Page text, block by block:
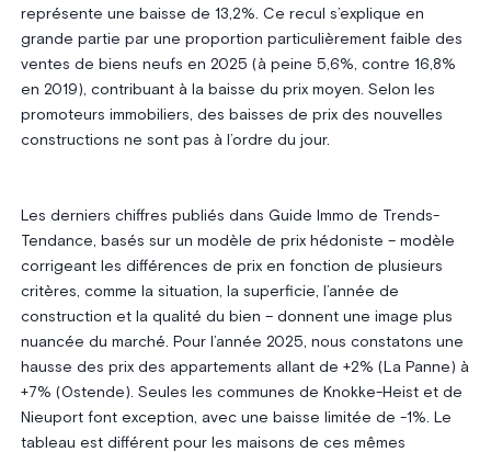
représente une baisse de 13,2%. Ce recul s’explique en
grande partie par une proportion particulièrement faible des
ventes de biens neufs en 2025 (à peine 5,6%, contre 16,8%
en 2019), contribuant à la baisse du prix moyen. Selon les
promoteurs immobiliers, des baisses de prix des nouvelles
constructions ne sont pas à l’ordre du jour.
Les derniers chiffres publiés dans Guide Immo de Trends-
Tendance, basés sur un modèle de prix hédoniste – modèle
corrigeant les différences de prix en fonction de plusieurs
critères, comme la situation, la superficie, l’année de
construction et la qualité du bien – donnent une image plus
nuancée du marché. Pour l’année 2025, nous constatons une
hausse des prix des appartements allant de +2% (La Panne) à
+7% (Ostende). Seules les communes de Knokke-Heist et de
Nieuport font exception, avec une baisse limitée de -1%. Le
tableau est différent pour les maisons de ces mêmes